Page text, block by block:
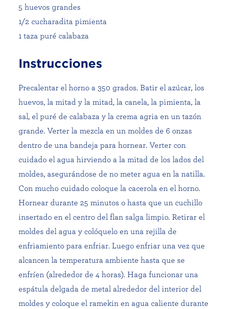
5 huevos grandes
1/2 cucharadita pimienta
1 taza puré calabaza
Instrucciones
Precalentar el horno a 350 grados. Batir el azúcar, los
huevos, la mitad y la mitad, la canela, la pimienta, la
sal, el puré de calabaza y la crema agria en un tazón
grande. Verter la mezcla en un moldes de 6 onzas
dentro de una bandeja para hornear. Verter con
cuidado el agua hirviendo a la mitad de los lados del
moldes, asegurándose de no meter agua en la natilla.
Con mucho cuidado coloque la cacerola en el horno.
Hornear durante 25 minutos o hasta que un cuchillo
insertado en el centro del flan salga limpio. Retirar el
moldes del agua y colóquelo en una rejilla de
enfriamiento para enfriar. Luego enfriar una vez que
alcancen la temperatura ambiente hasta que se
enfríen (alrededor de 4 horas). Haga funcionar una
espátula delgada de metal alrededor del interior del
moldes y coloque el ramekin en agua caliente durante